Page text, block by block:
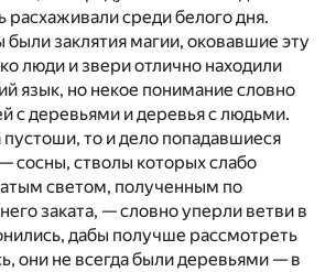
расхаживали среди белого дня.
были заклятия магии, оковавшие эту
люди и звери отлично находили
язык, но некое понимание словно
с деревьями и деревья с людьми.
то и дело попадавшиеся
сосны, стволы которых слабо
светом, полученным по
заката, — словно уперли ветви в
дабы получше рассмотреть
они не всегда были деревьями — в